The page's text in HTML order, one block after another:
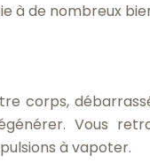
à de nombreux
corps,
Vous
à vapoter.